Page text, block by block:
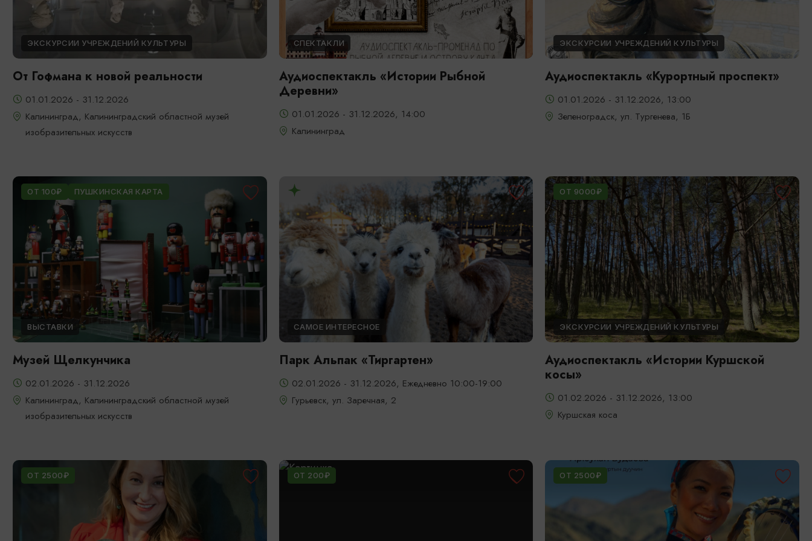
ЭКСКУРСИИ УЧРЕЖДЕНИЙ КУЛЬТУРЫ
От Гофмана к новой реальности
01.01.2026 - 31.12.2026
Калининград, Калининградский областной музей
изобразительных искусств
СПЕКТАКЛИ
Аудиоспектакль «Истории Рыбной
Деревни»
01.01.2026 - 31.12.2026, 14:00
Калининград
ЭКСКУРСИИ УЧРЕЖДЕНИЙ КУЛЬТУРЫ
Аудиоспектакль «Курортный проспект»
01.01.2026 - 31.12.2026, 13:00
Зеленоградск, ул. Тургенева, 1Б
ОТ 100₽ ПУШКИНСКАЯ КАРТА
ВЫСТАВКИ
Музей Щелкунчика
02.01.2026 - 31.12.2026
Калининград, Калининградский областной музей
изобразительных искусств
САМОЕ ИНТЕРЕСНОЕ
Парк Альпак «Тиргартен»
02.01.2026 - 31.12.2026, Ежедневно 10:00-19:00
Гурьевск, ул. Заречная, 2
ОТ 9000₽
ЭКСКУРСИИ УЧРЕЖДЕНИЙ КУЛЬТУРЫ
Аудиоспектакль «Истории Куршской
косы»
01.02.2026 - 31.12.2026, 13:00
Куршская коса
ОТ 2500₽ ОТ 200₽ ОТ 2500₽